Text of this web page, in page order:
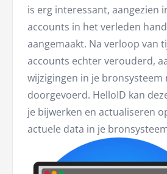
is erg interessant, aangezien
accounts in het verleden
aangemaakt. Na verloop van
accounts echter verouderd,
wijzigingen in je bronsysteem
doorgevoerd. HelloID kan
je bijwerken en actualiseren
actuele data in je